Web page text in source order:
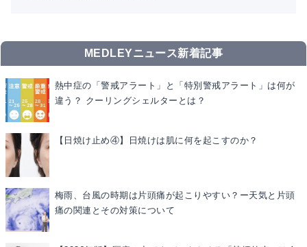
MEDLEYニュース新着記事
熱中症の「警戒アラート」と「特別警戒アラート」は何が
違う？ クーリングシェルターとは？
【日焼け止め④】日焼けは肌に何を起こすのか？
梅雨、台風の時期は片頭痛が起こりやすい？ー天気と片頭
痛の関連とその対策について